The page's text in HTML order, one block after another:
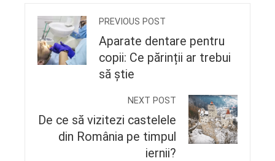
PREVIOUS POST
Aparate dentare pentru
copii: Ce părinții ar trebui
să știe
NEXT POST
De ce să vizitezi castelele
din România pe timpul
iernii?